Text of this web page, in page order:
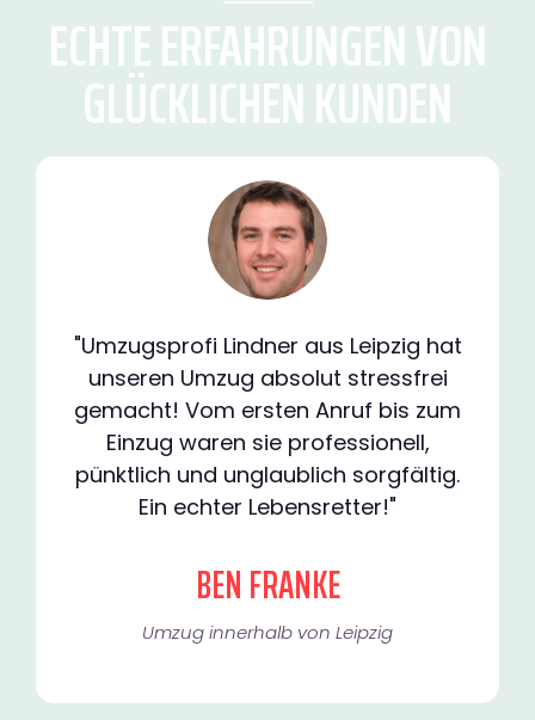
ECHTE ERFAHRUNGEN VON
GLÜCKLICHEN KUNDEN
"Umzugsprofi Lindner aus Leipzig hat
unseren Umzug absolut stressfrei
gemacht! Vom ersten Anruf bis zum
Einzug waren sie professionell,
pünktlich und unglaublich sorgfältig.
Ein echter Lebensretter!"
BEN FRANKE
Umzug innerhalb von Leipzig​